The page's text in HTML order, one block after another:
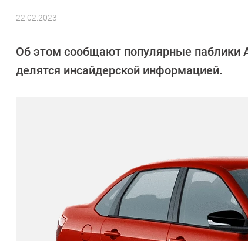
22.02.2023
Калашников
Об этом сообщают популярные паблики
делятся инсайдерской информацией.